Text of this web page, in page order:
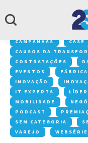
CAMPANHAS
CASE
CAUSOS DA
CONTRATAÇÕES
EVENTOS
INOVAÇÃO
IT EXPERTS
MOBILIDADE
PODCAST
SEM CATEGORIA
VAREJO
WEBSÉRIE